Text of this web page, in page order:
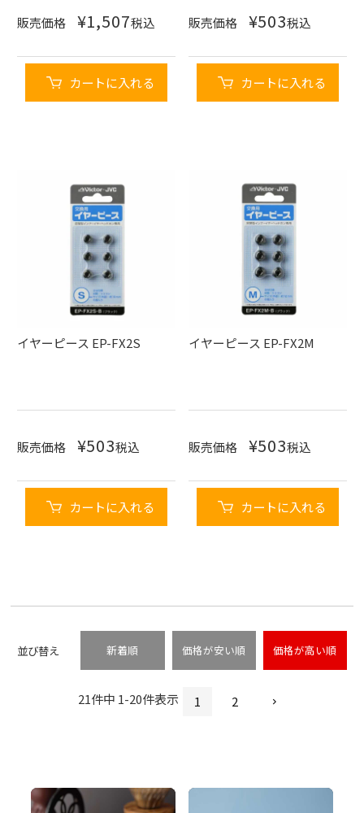
販売価格 ¥1,507税込
カートに入れる
販売価格 ¥503税込
カートに入れる
イヤーピース EP-FX2S
販売価格 ¥503税込
カートに入れる
イヤーピース EP-FX2M
販売価格 ¥503税込
カートに入れる
並び替え 新着順 価格が安い順 価格が高い順
21件中 1-20件表示 1 2